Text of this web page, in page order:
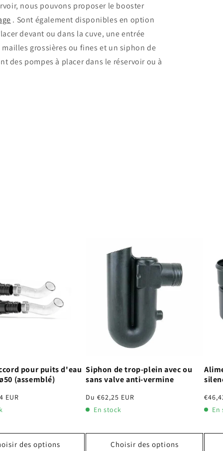
nous pouvons proposer le booster
. Sont également disponibles en option
devant ou dans la cuve, une entrée
grossières ou fines et un siphon de
des pompes à placer dans le réservoir ou à
pour puits d'eau
(assemblé)
EUR
des options
Siphon de trop-plein avec ou
sans valve anti-vermine
Prix
habituel
Du €62,25 EUR
En stock
Choisir des options
Prix
En